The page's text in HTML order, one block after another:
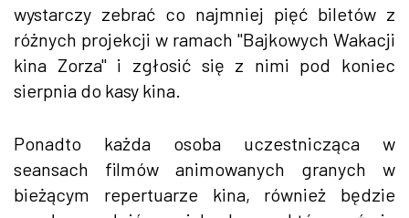
wystarczy zebrać co najmniej pięć biletów z
różnych projekcji w ramach "Bajkowych Wakacji
kina Zorza" i zgłosić się z nimi pod koniec
sierpnia do kasy kina.
Ponadto każda osoba uczestnicząca w
seansach filmów animowanych granych w
bieżącym repertuarze kina, również będzie